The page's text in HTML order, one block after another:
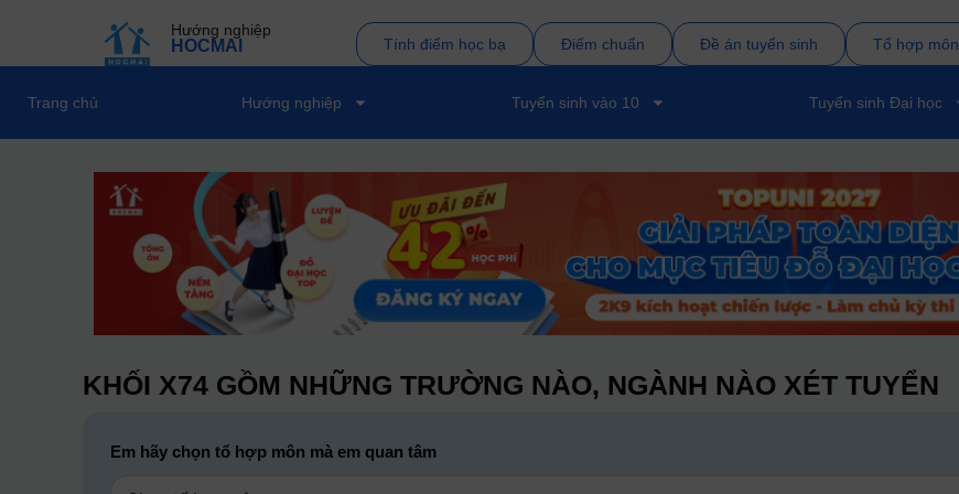
Hướng nghiệp
HOCMAI Tính điểm học bạ Điểm chuẩn Đề án tuyển sinh Tổ hợp môn
Trang chủ Hướng nghiệp Tuyển sinh vào 10 Tuyển sinh Đại học
KHỐI X74 GỒM NHỮNG TRƯỜNG NÀO, NGÀNH NÀO XÉT TUYỂN
Em hãy chọn tổ hợp môn mà em quan tâm